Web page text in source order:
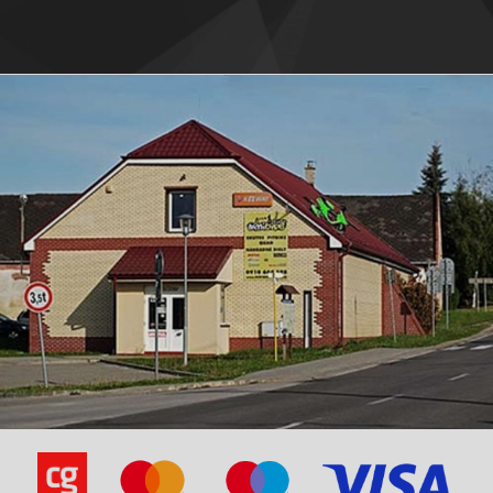
Keeway ARN-50 2009 -
Keeway ARN-50 2009 -
Keeway-EASY 50, 2009 -
Keeway-F-ACT 50 -2008
Keeway-F-ACT 50 -2008
Keeway-F-ACT 50, 2009 -
Keeway-F-ACT 50, 2009 -
Keeway-F-ACT 50 NKD Naked
Keeway-F-ACT 50 Racing SP 2009 -